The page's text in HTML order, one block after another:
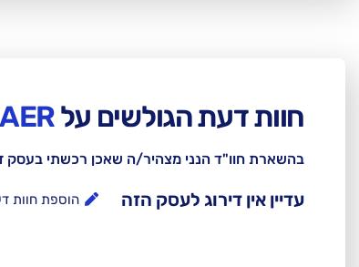
חוות דעת הגולשים עלDJ ORI SHAER
בהשארת חוו"ד הנני מצהיר/ה שאכן רכשתי
עדיין אין דירוג לעסק הזה הוספת חוות